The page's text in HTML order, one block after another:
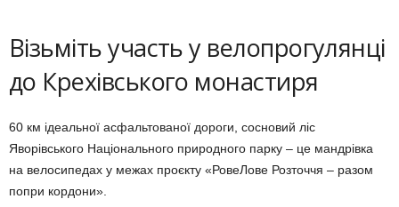
Візьміть участь у велопрогулянці
до Крехівського монастиря
60 км ідеальної асфальтованої дороги, сосновий ліс
Яворівського Національного природного парку – це мандрівка
на велосипедах у межах проєкту «РовеЛове Розточчя – разом
попри кордони».